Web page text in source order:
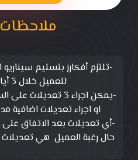
-تلتزم أفكارز بتسليم
للعميل خلال 3 أيام من الاتفاق
-يمكن اجراء 3
او اجراء تعديلات اضافية
-أي تعديلات بعد الاتفاق على
حال رغبة العميل هي تعديلات